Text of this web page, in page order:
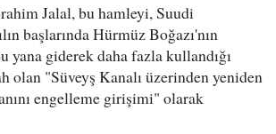
Jalal, bu hamleyi, Suudi
başlarında Hürmüz Boğazı'nın
yana giderek daha fazla kullandığı
olan "Süveyş Kanalı üzerinden yeniden
engelleme girişimi" olarak